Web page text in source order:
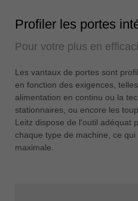
Profiler les portes
Pour votre plus en
Les vantaux de portes sont
en fonction des exigences,
alimentation en continu ou la
stationnaires, ou encore les
Leitz dispose de l'outil adéquat
chaque type de machine, ce
maximale.